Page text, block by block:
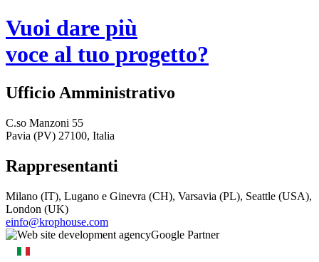
Vuoi dare più
voce al tuo progetto?
Ufficio Amministrativo
C.so Manzoni 55
Pavia (PV) 27100, Italia
Rappresentanti
Milano (IT), Lugano e Ginevra (CH), Varsavia (PL), Seattle (USA),
London (UK)
einfo@krophouse.com